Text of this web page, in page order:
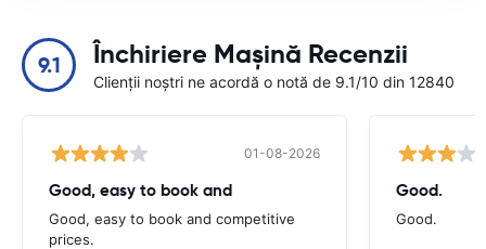
9.1 Închiriere Mașină Recenzii
Clienții noștri ne acordă o notă de 9.1/10 din 12840
01-08-2026
Good, easy to book and
Good, easy to book and competitive
prices.
Good.
Good.